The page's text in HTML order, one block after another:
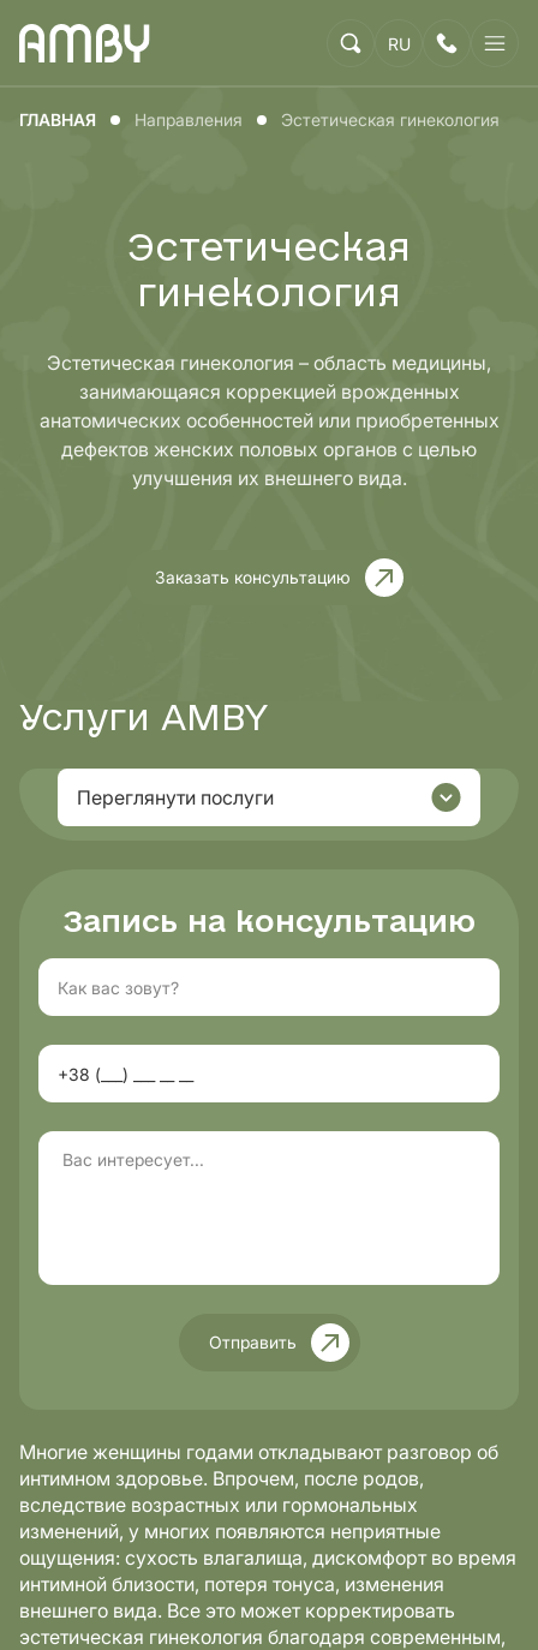
RU
ГЛАВНАЯ Направления Эстетическая гинекология
Эстетическая
гинекология
Эстетическая гинекология – область медицины,
занимающаяся коррекцией врожденных
анатомических особенностей или приобретенных
дефектов женских половых органов с целью
улучшения их внешнего вида.
Заказать консультацию
Услуги AMBY
Переглянути послуги
Запись на консультацию
Отправить
Многие женщины годами откладывают разговор об
интимном здоровье. Впрочем, после родов,
вследствие возрастных или гормональных
изменений, у многих появляются неприятные
ощущения: сухость влагалища, дискомфорт во время
интимной близости, потеря тонуса, изменения
внешнего вида. Все это может корректировать
эстетическая гинекология благодаря современным,